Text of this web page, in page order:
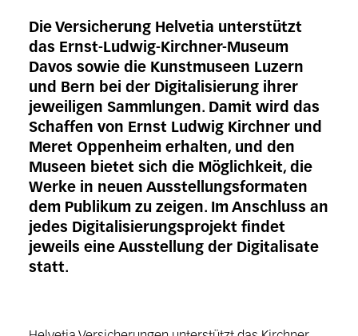
Die Versicherung Helvetia unterstützt
das Ernst-Ludwig-Kirchner-Museum
Davos sowie die Kunstmuseen Luzern
und Bern bei der Digitalisierung ihrer
jeweiligen Sammlungen. Damit wird das
Schaffen von Ernst Ludwig Kirchner und
Meret Oppenheim erhalten, und den
Museen bietet sich die Möglichkeit, die
Werke in neuen Ausstellungsformaten
dem Publikum zu zeigen. Im Anschluss an
jedes Digitalisierungsprojekt findet
jeweils eine Ausstellung der Digitalisate
statt.